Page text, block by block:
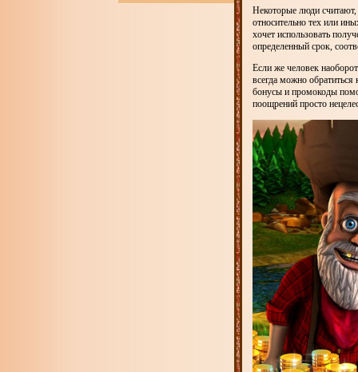
Некоторые люди
относительно тех или
хочет использовать
определенный срок,
Если же человек
всегда можно
бонусы и промокоды
поощрений просто